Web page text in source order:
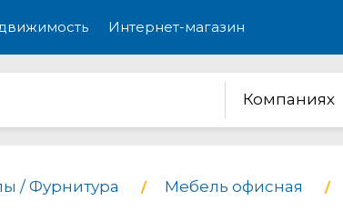
Интернет-магазин
Компаниях
/ Фурнитура Мебель офисная